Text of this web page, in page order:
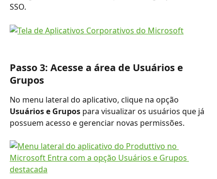
SSO.
Passo 3: Acesse a área de Usuários e
Grupos
No menu lateral do aplicativo, clique na opção
Usuários e Grupos para visualizar os usuários que já
possuem acesso e gerenciar novas permissões.